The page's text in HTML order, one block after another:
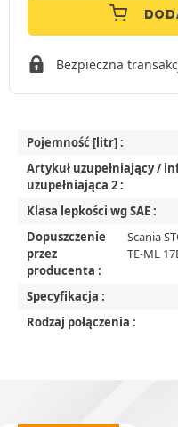
Bezpieczna
Pojemność [litr] :
Artykuł uzupełniający /
uzupełniająca 2 :
Klasa lepkości wg SAE :
Dopuszczenie
przez
producenta :
Scania
TE-ML
Specyfikacja :
Rodzaj połączenia :